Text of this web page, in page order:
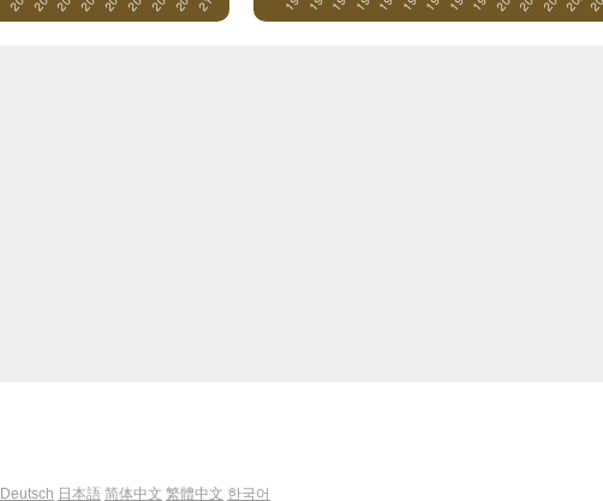
Deutsch 日本語 简体中文 繁體中文 한국어